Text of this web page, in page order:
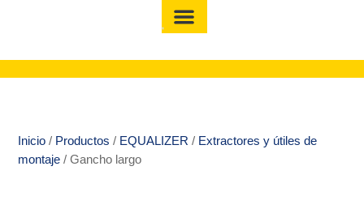
Inicio / Productos / EQUALIZER / Extractores y útiles de
montaje / Gancho largo